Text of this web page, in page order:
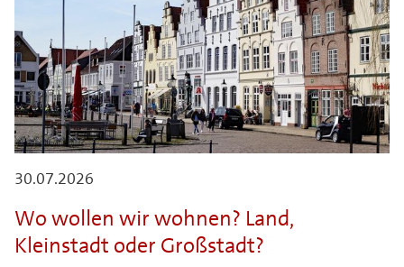
30.07.2026
Wo wollen wir wohnen? Land,
Kleinstadt oder Großstadt?